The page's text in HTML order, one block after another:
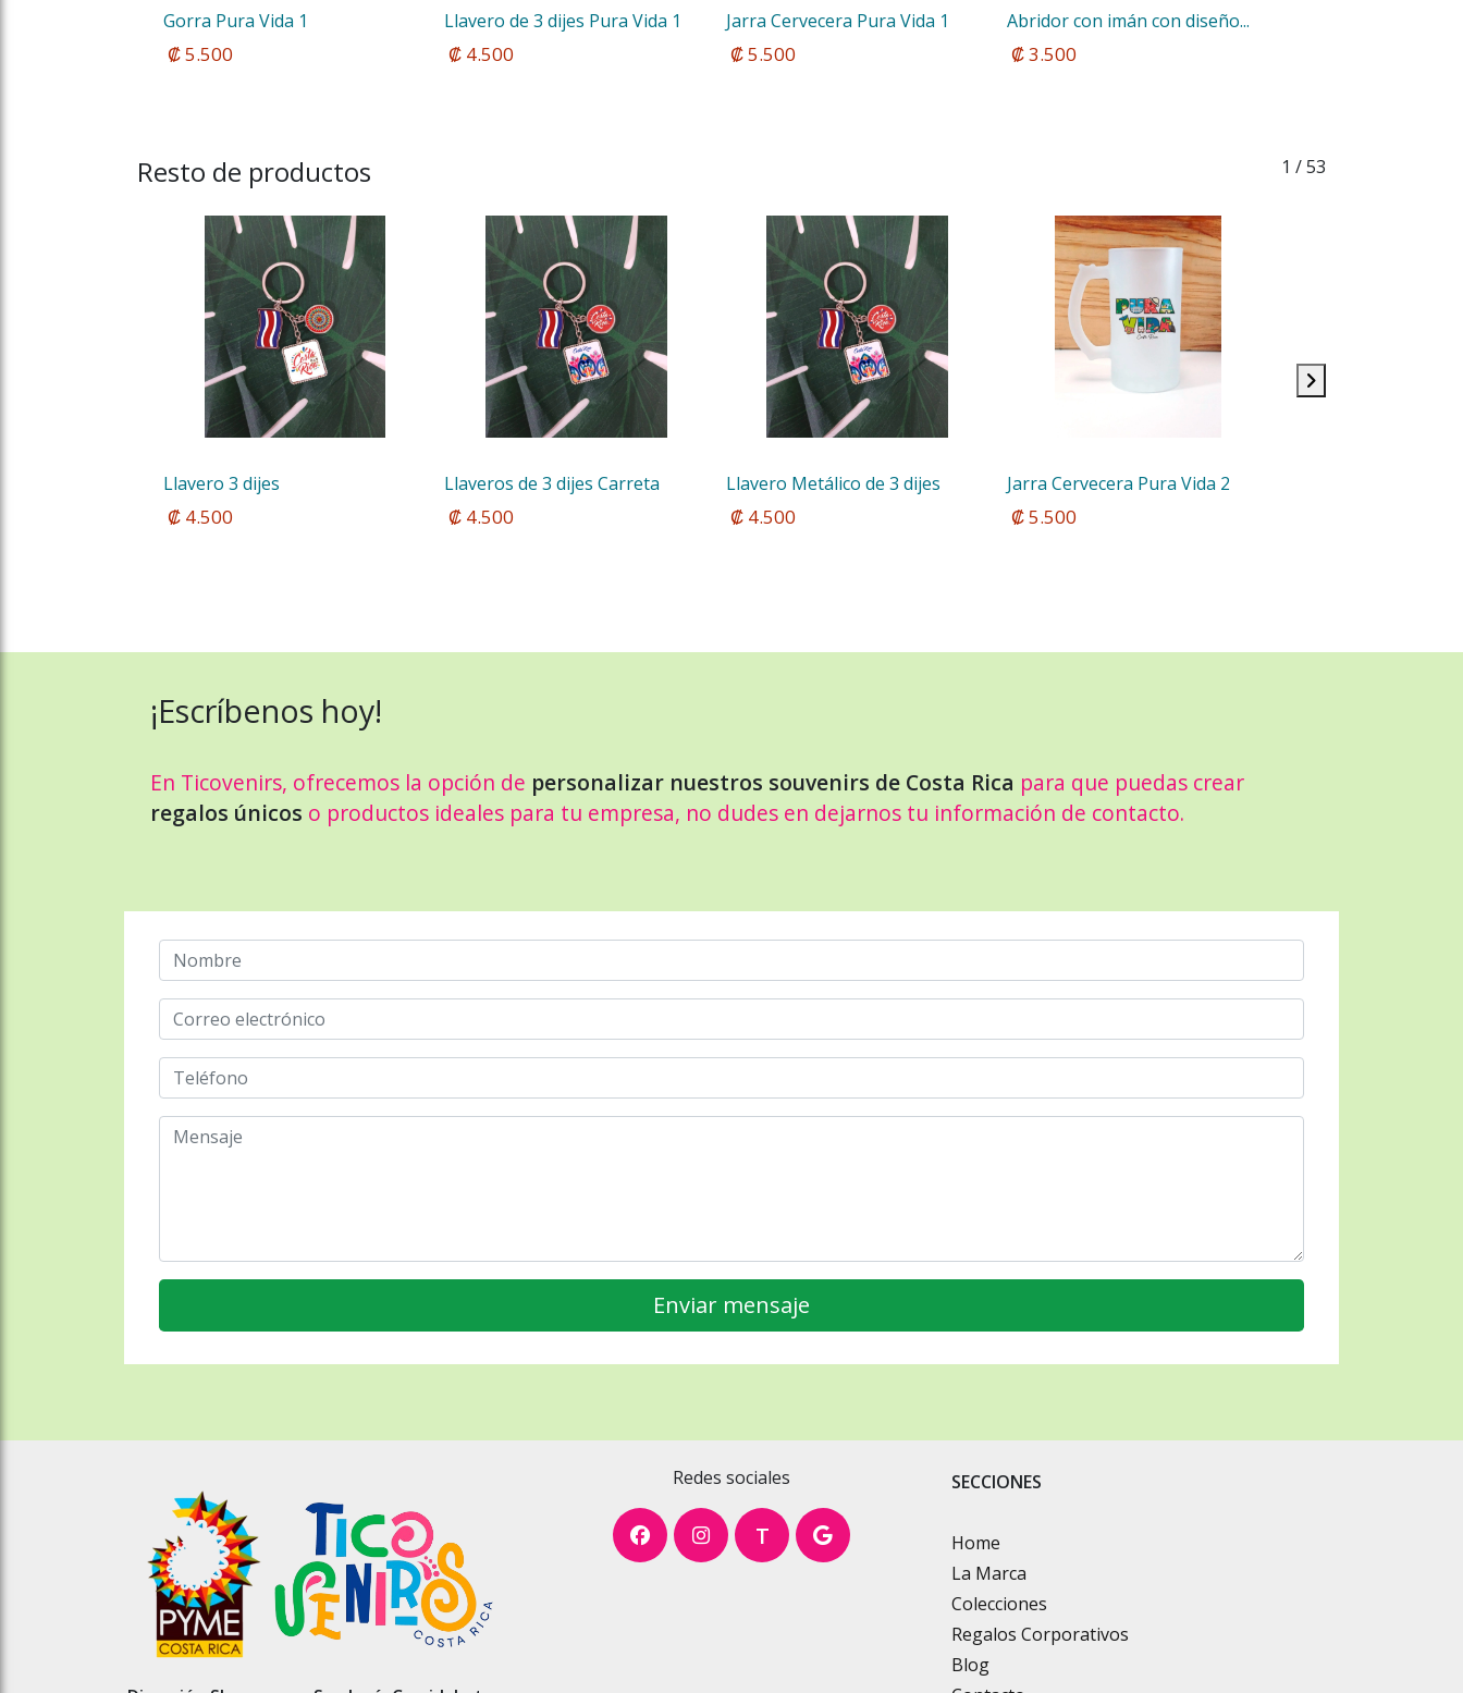
Gorra Pura Vida 1
₡ 5.500
Llavero de 3 dijes Pura Vida 1
₡ 4.500
Jarra Cervecera Pura Vida 1
₡ 5.500
Abridor con imán con diseño...
₡ 3.500
Resto de productos 1 / 53
Llavero 3 dijes
₡ 4.500
Llaveros de 3 dijes Carreta
₡ 4.500
Llavero Metálico de 3 dijes
₡ 4.500
Jarra Cervecera Pura Vida 2
₡ 5.500
¡Escríbenos hoy!
En Ticovenirs, ofrecemos la opción de personalizar nuestros souvenirs de Costa Rica para que puedas crear
regalos únicos o productos ideales para tu empresa, no dudes en dejarnos tu información de contacto.
Redes sociales
T
SECCIONES
Home
La Marca
Colecciones
Regalos Corporativos
Blog